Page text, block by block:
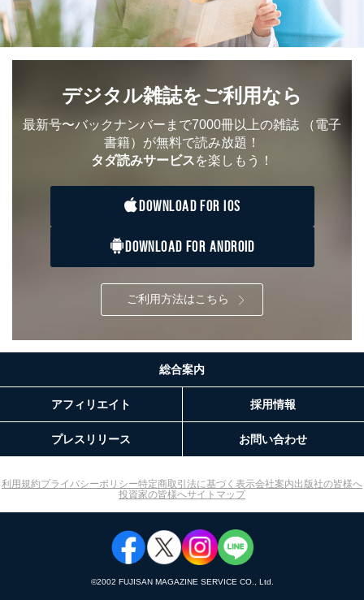
7
SNS公式アカウン
トに登録された方
当社のサービス利用状況の把握お
よびその分析のため
お問い合わせ対応、トラブル対
その他当社のプライバシーポリシ
ー等にて公表する利用目的達成の
ため
※上記の利用目的のうちNo.1～5については保有個人デ
ータ（開示対象個人情報）の利用目的であり、下記4.の
開示等のご請求に対応させていただきます。
なお、6、7については、パートナー（提携企業）様又は
各SNS運営会社様にご請求いただきますようお願い致し
３．個人情報の第三者提供について
本人の同意を得ることなく第三者に提供することはあり
ません。ただし、次の場合は除きます。
人の生命､身体または財産の保護のために必要がある
公衆衛生の向上または児童の健全な育成の推進のため
に特に必要がある場合であって、本人の同意を得るこ
とが困難である場合。
国の機関もしくは地方公共団体またはその委託を受け
により当該事務の遂行に支障を及ぼすおそれがあると
上記２．の利用目的を実施するために守秘義務を結ん
だ企業に、業務の一部として個人情報の取扱いを委
託・提供する場合、その業務に必要な範囲で委託・提
供先企業に個人情報を開示することがあります。
デジタル雑誌をご利用なら
最新号〜バックナンバーまで7000冊以上の雑誌 （電子
書籍）が無料で読み放題！
タダ読みサービスを楽しもう！
DOWNLOAD FOR IOS
DOWNLOAD FOR ANDROID
ご利用方法はこちら
総合案内
アフィリエイト 採用情報
プレスリリース お問い合わせ
利用規約プライバシーポリシー特定商取引法に基づく表示会社案内出版社の皆様へ
投資家の皆様へサイトマップ
©︎2002 FUJISAN MAGAZINE SERVICE CO., Ltd.